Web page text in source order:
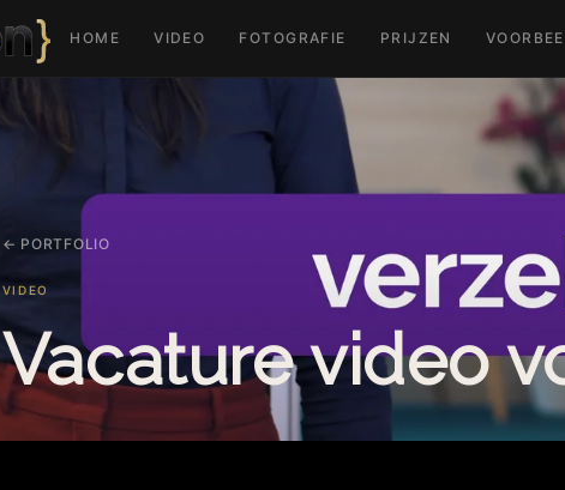
HOME VIDEO FOTOGRAFIE PRIJZEN
← PORTFOLIO
VIDEO
Vacature video